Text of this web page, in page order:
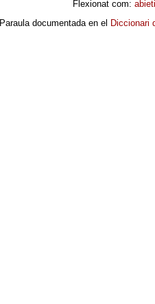
Flexionat com:
Paraula documentada en el Diccionari